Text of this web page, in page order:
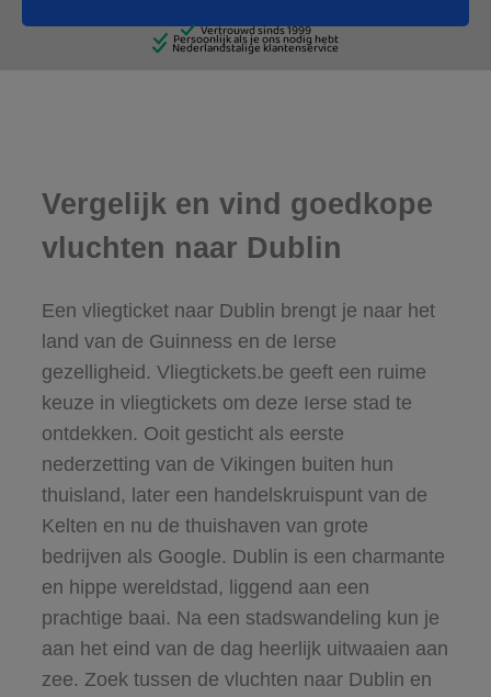
Vergelijk en vind goedkope
vluchten naar Dublin
Een vliegticket naar Dublin brengt je naar het
land van de Guinness en de Ierse
gezelligheid. Vliegtickets.be geeft een ruime
keuze in vliegtickets om deze Ierse stad te
ontdekken. Ooit gesticht als eerste
nederzetting van de Vikingen buiten hun
thuisland, later een handelskruispunt van de
Kelten en nu de thuishaven van grote
bedrijven als Google. Dublin is een charmante
en hippe wereldstad, liggend aan een
prachtige baai. Na een stadswandeling kun je
aan het eind van de dag heerlijk uitwaaien aan
zee. Zoek tussen de vluchten naar Dublin en